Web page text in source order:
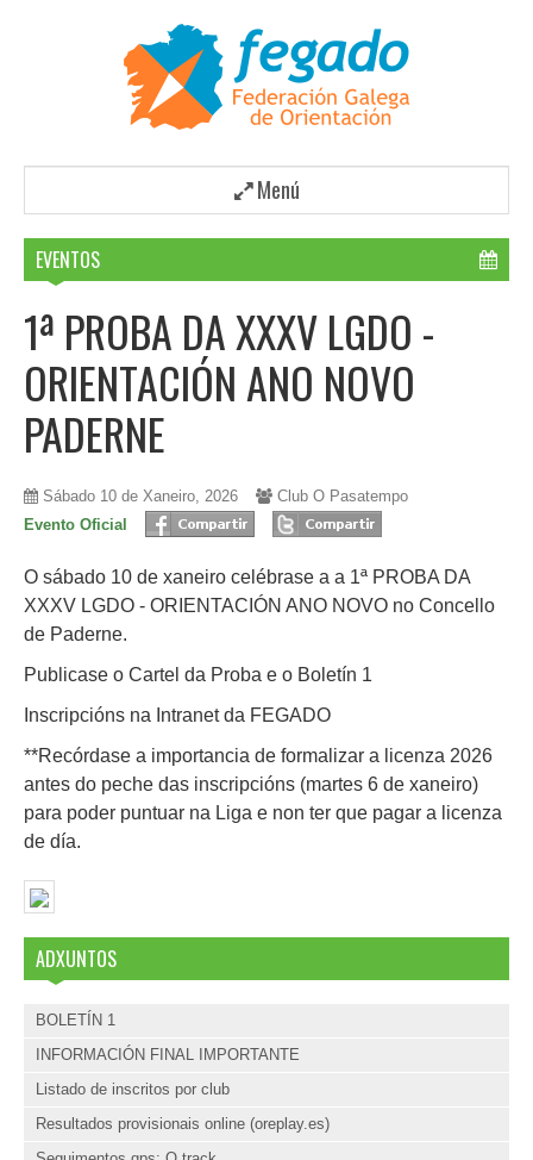
Menú
EVENTOS
1ª PROBA DA XXXV LGDO -
ORIENTACIÓN ANO NOVO
PADERNE
Sábado 10 de Xaneiro, 2026
Club O Pasatempo
Evento Oficial
O sábado 10 de xaneiro celébrase a a 1ª PROBA DA
XXXV LGDO - ORIENTACIÓN ANO NOVO no Concello
de Paderne.
Publicase o Cartel da Proba e o Boletín 1
Inscripcións na Intranet da FEGADO
**Recórdase a importancia de formalizar a licenza 2026
antes do peche das inscripcións (martes 6 de xaneiro)
para poder puntuar na Liga e non ter que pagar a licenza
de día.
ADXUNTOS
BOLETÍN 1
INFORMACIÓN FINAL IMPORTANTE
Listado de inscritos por club
Resultados provisionais online (oreplay.es)